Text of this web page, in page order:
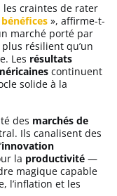
les craintes de rater
», affirme-t-
marché porté par
résilient qu’un
Les résultats
continuent
solide à la
des marchés de
Ils canalisent des
innovation
la productivité —
magique capable
l’inflation et les